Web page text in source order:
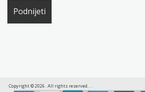
Copyright © 2026 . All rights reserved...